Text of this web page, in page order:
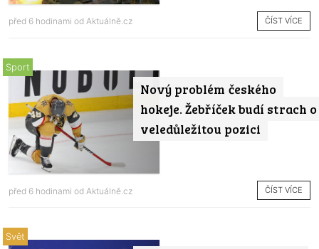
před 6 hodinami od Aktuálně.cz ČÍST VÍCE
Nový problém českého
hokeje. Žebříček budí strach o
veledůležitou pozici
Sport
před 6 hodinami od Aktuálně.cz ČÍST VÍCE
Svět